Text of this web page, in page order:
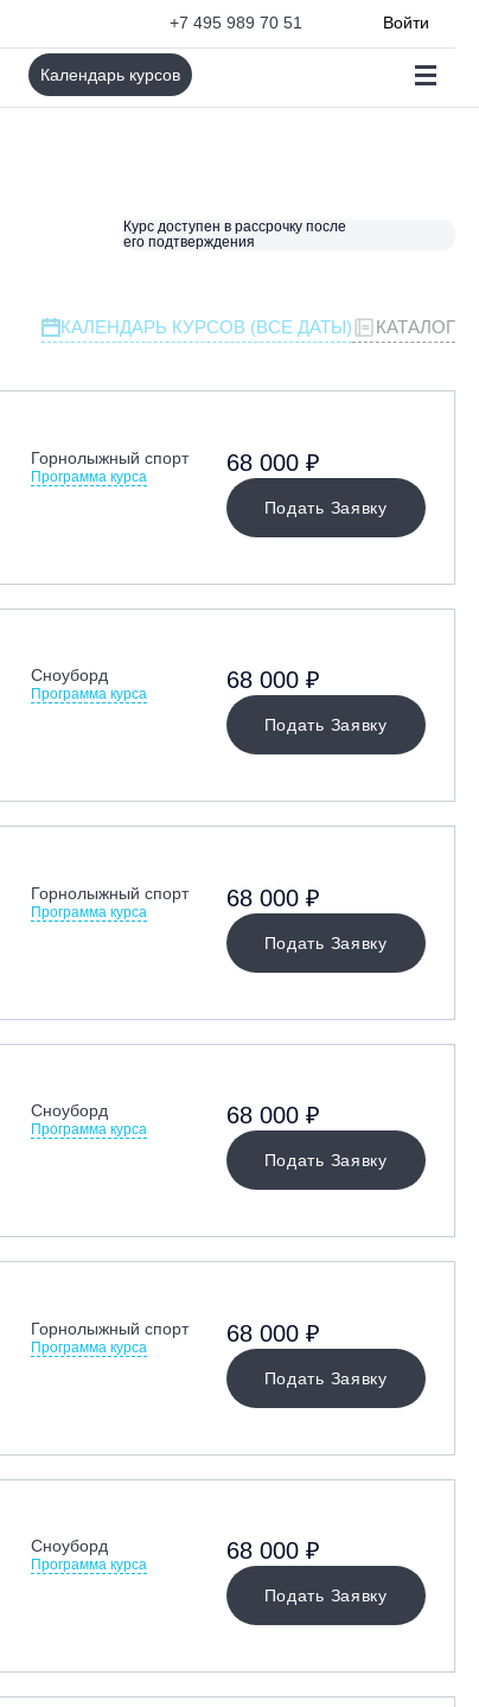
+7 495 989 70 51 Войти
Календарь курсов
Курс доступен в рассрочку после
его подтверждения
КАЛЕНДАРЬ КУРСОВ (ВСЕ ДАТЫ) КАТАЛОГ
Горнолыжный спорт
Программа курса
Подать Заявку
68 000 ₽
Сноуборд
Программа курса
Подать Заявку
68 000 ₽
Горнолыжный спорт
Программа курса
Подать Заявку
68 000 ₽
Сноуборд
Программа курса
Подать Заявку
68 000 ₽
Горнолыжный спорт
Программа курса
Подать Заявку
68 000 ₽
Сноуборд
Программа курса
Подать Заявку
68 000 ₽